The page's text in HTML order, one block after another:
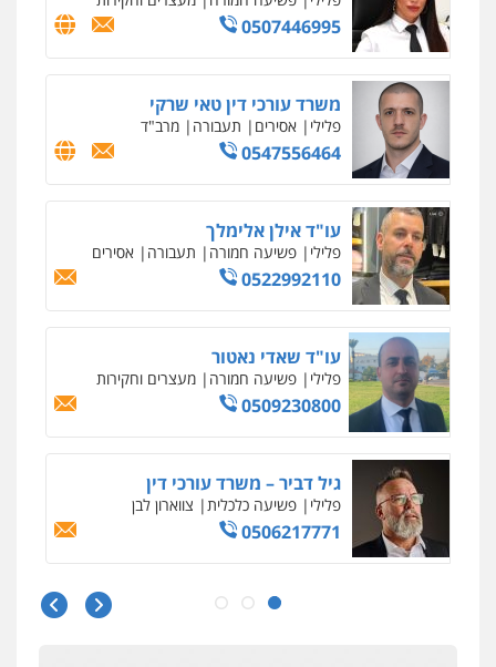
0507446995
משרד עורכי דין טאי שרקי
פלילי אסירים תעבורה מרב"ד
0547556464
עו"ד אילן אלימלך
פלילי פשיעה חמורה תעבורה אסירים
0522992110
עו"ד שאדי נאטור
פלילי פשיעה חמורה מעצרים וחקירות
0509230800
גיל דביר – משרד עורכי דין
פלילי פשיעה כלכלית צווארון לבן
0506217771
סלימאן אבו שעירה – משרד עורכי דין